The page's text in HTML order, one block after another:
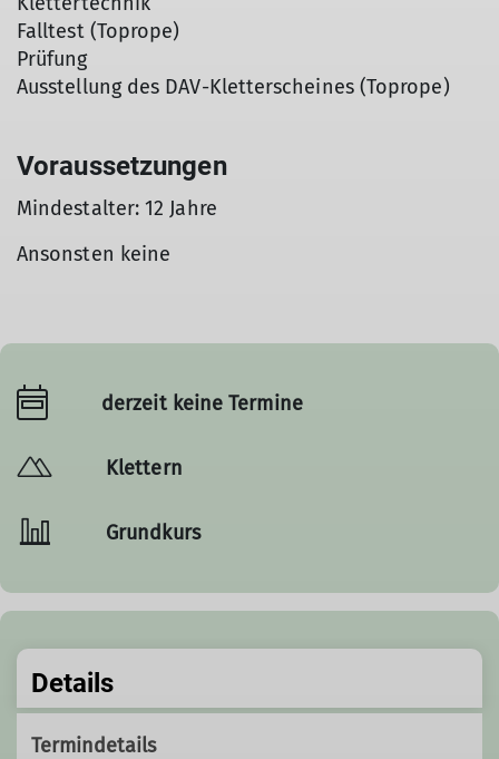
Falltest (Toprope)
Prüfung
Ausstellung des DAV-Kletterscheines (Toprope)
Voraussetzungen
Mindestalter: 12 Jahre
Ansonsten keine
derzeit keine Termine
Klettern
Grundkurs
Details
Termindetails